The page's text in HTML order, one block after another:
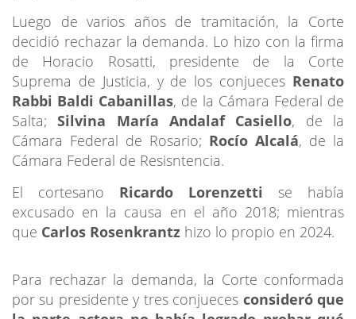
Luego de varios años de tramitación, la Corte
decidió rechazar la demanda. Lo hizo con la firma
de Horacio Rosatti, presidente de la Corte
Suprema de Justicia, y de los conjueces Renato
Rabbi Baldi Cabanillas, de la Cámara Federal de
Salta;Silvina María Andalaf Casiello, de la
Cámara Federal de Rosario; Rocío Alcalá, de la
Cámara Federal de Resisntencia.
El cortesano Ricardo Lorenzetti se había
excusado en la causa en el año 2018; mientras
que Carlos Rosenkrantz hizo lo propio en 2024.
Para rechazar la demanda, la Corte conformada
por su presidente y tres conjueces consideró que